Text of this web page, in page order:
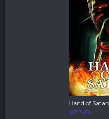
Hand of Satan
WEB-DL